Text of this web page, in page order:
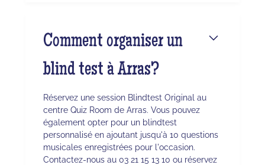
Comment organiser un
blind test à Arras?
Réservez une session Blindtest Original au
centre Quiz Room de Arras. Vous pouvez
également opter pour un blindtest
personnalisé en ajoutant jusqu'à 10 questions
musicales enregistrées pour l'occasion.
Contactez-nous au 03 21 15 13 10 ou réservez